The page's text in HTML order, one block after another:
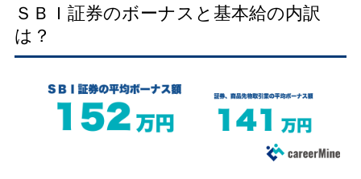
ＳＢＩ証券のボーナスと基本給の内訳
は？